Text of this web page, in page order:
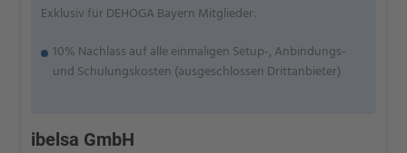
Exklusiv für DEHOGA Bayern Mitglieder:
10% Nachlass auf alle einmaligen Setup-, Anbindungs-
und Schulungskosten (ausgeschlossen Drittanbieter)
ibelsa GmbH